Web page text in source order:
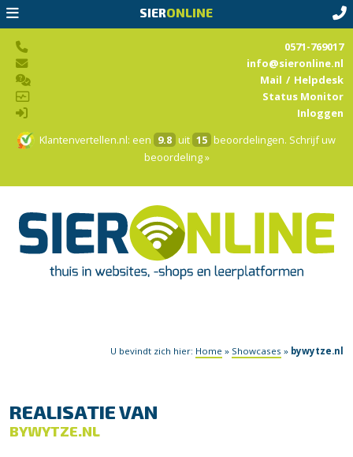
SIERONLINE
Klantenvertellen.nl: een 9.8 uit 15 beoordelingen. Schrijf uw
beoordeling »
0571-769017
info@sieronline.nl
Mail / Helpdesk
Status Monitor
Inloggen
U bevindt zich hier: Home » Showcases » bywytze.nl
REALISATIE VAN
BYWYTZE.NL